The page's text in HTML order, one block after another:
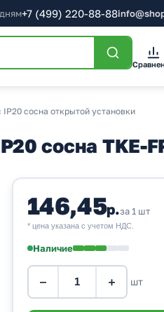
+7 (499) 220-88-88
сосна открытой установки
сосна TKE-
146,45р.за 1 шт
* цена указана с учетом НДС.
Наличие
− + шт